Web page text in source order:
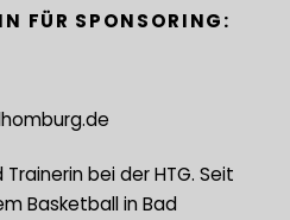
FÜR SPONSORING:
bei der HTG. Seit
Basketball in Bad